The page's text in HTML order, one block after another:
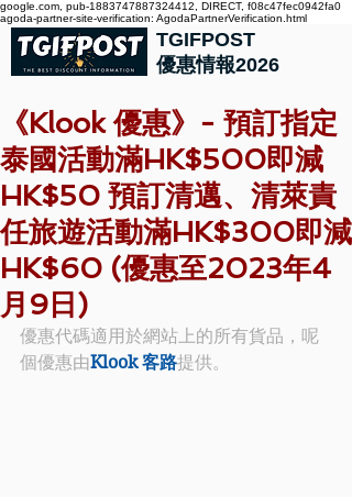
google.com, pub-1883747887324412, DIRECT, f08c47fec0942fa0
agoda-partner-site-verification: AgodaPartnerVerification.html
TGIFPOST
優惠情報2026
《Klook 優惠》- 預訂指定
泰國活動滿HK$500即減
HK$50 預訂清邁、清萊責
任旅遊活動滿HK$300即減
HK$60 (優惠至2023年4
月9日)
優惠代碼適用於網站上的所有貨品，呢
個優惠由Klook 客路提供。